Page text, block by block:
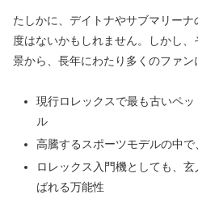
たしかに、デイトナやサブマリー
度はないかもしれません。しかし
景から、長年にわたり多くのファン
現行ロレックスで最も古いペ
ル
高騰するスポーツモデルの中
ロレックス入門機としても、
ばれる万能性